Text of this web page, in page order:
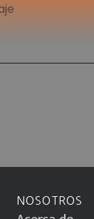
NOSOTROS